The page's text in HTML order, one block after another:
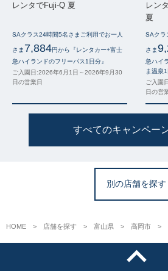
レンタでFuji-Q 夏
SAクラス24時間5名さまご利用でお一人
さま 7,884円から『レンタカー+富士
急ハイランドのフリーパス1日分』
ご入園日:2026年6月1日～2026年9月30
日の営業日
レン
夏
SAクラ
さま
急ハイ
ま温泉1
ご入園
日の営
すべてのキャンペー
別の店舗を探す
HOME 店舗を探す 富山県 高岡市